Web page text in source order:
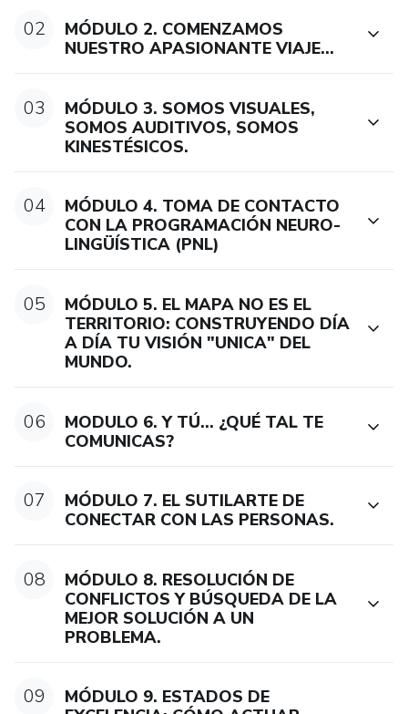
-Tomarás contacto con la PNL, una apasionante disciplina
que ha sido definida como el manual de instrucciones de
-Sabrás cómo abordar y desactivar los conflictos llevando
sutilmente a las partes enfrentadas hacia puntos de
-Conocerás una herramienta que se volverá imprescindible
para ti a partir de ahora relacionada con la toma de
decisiones y con la búsqueda de la mejor solución a
cualquier problema.
-Aprenderás a escuchar de forma activa y a generar
confianza gracias al rapport o empatía.
-Descubrirás que, como afirma Anthony Robbins (referencia
mundial en el campo del desarrollo personal y las finanzas)
de Comunicación.
Todo esto y mucho más es lo que voy a enseñarte, y el
paso a paso lo encontrarás en esta formación.
02
MÓDULO 2. COMENZAMOS
NUESTRO APASIONANTE VIAJE...
03
MÓDULO 3. SOMOS VISUALES,
SOMOS AUDITIVOS, SOMOS
KINESTÉSICOS.
04
MÓDULO 4. TOMA DE CONTACTO
CON LA PROGRAMACIÓN NEURO-
LINGÜÍSTICA (PNL)
05
MÓDULO 5. EL MAPA NO ES EL
TERRITORIO: CONSTRUYENDO DÍA
A DÍA TU VISIÓN "UNICA" DEL
MUNDO.
06
MODULO 6. Y TÚ... ¿QUÉ TAL TE
COMUNICAS?
07
MÓDULO 7. EL SUTILARTE DE
CONECTAR CON LAS PERSONAS.
08
MÓDULO 8. RESOLUCIÓN DE
CONFLICTOS Y BÚSQUEDA DE LA
MEJOR SOLUCIÓN A UN
PROBLEMA.
09
MÓDULO 9. ESTADOS DE